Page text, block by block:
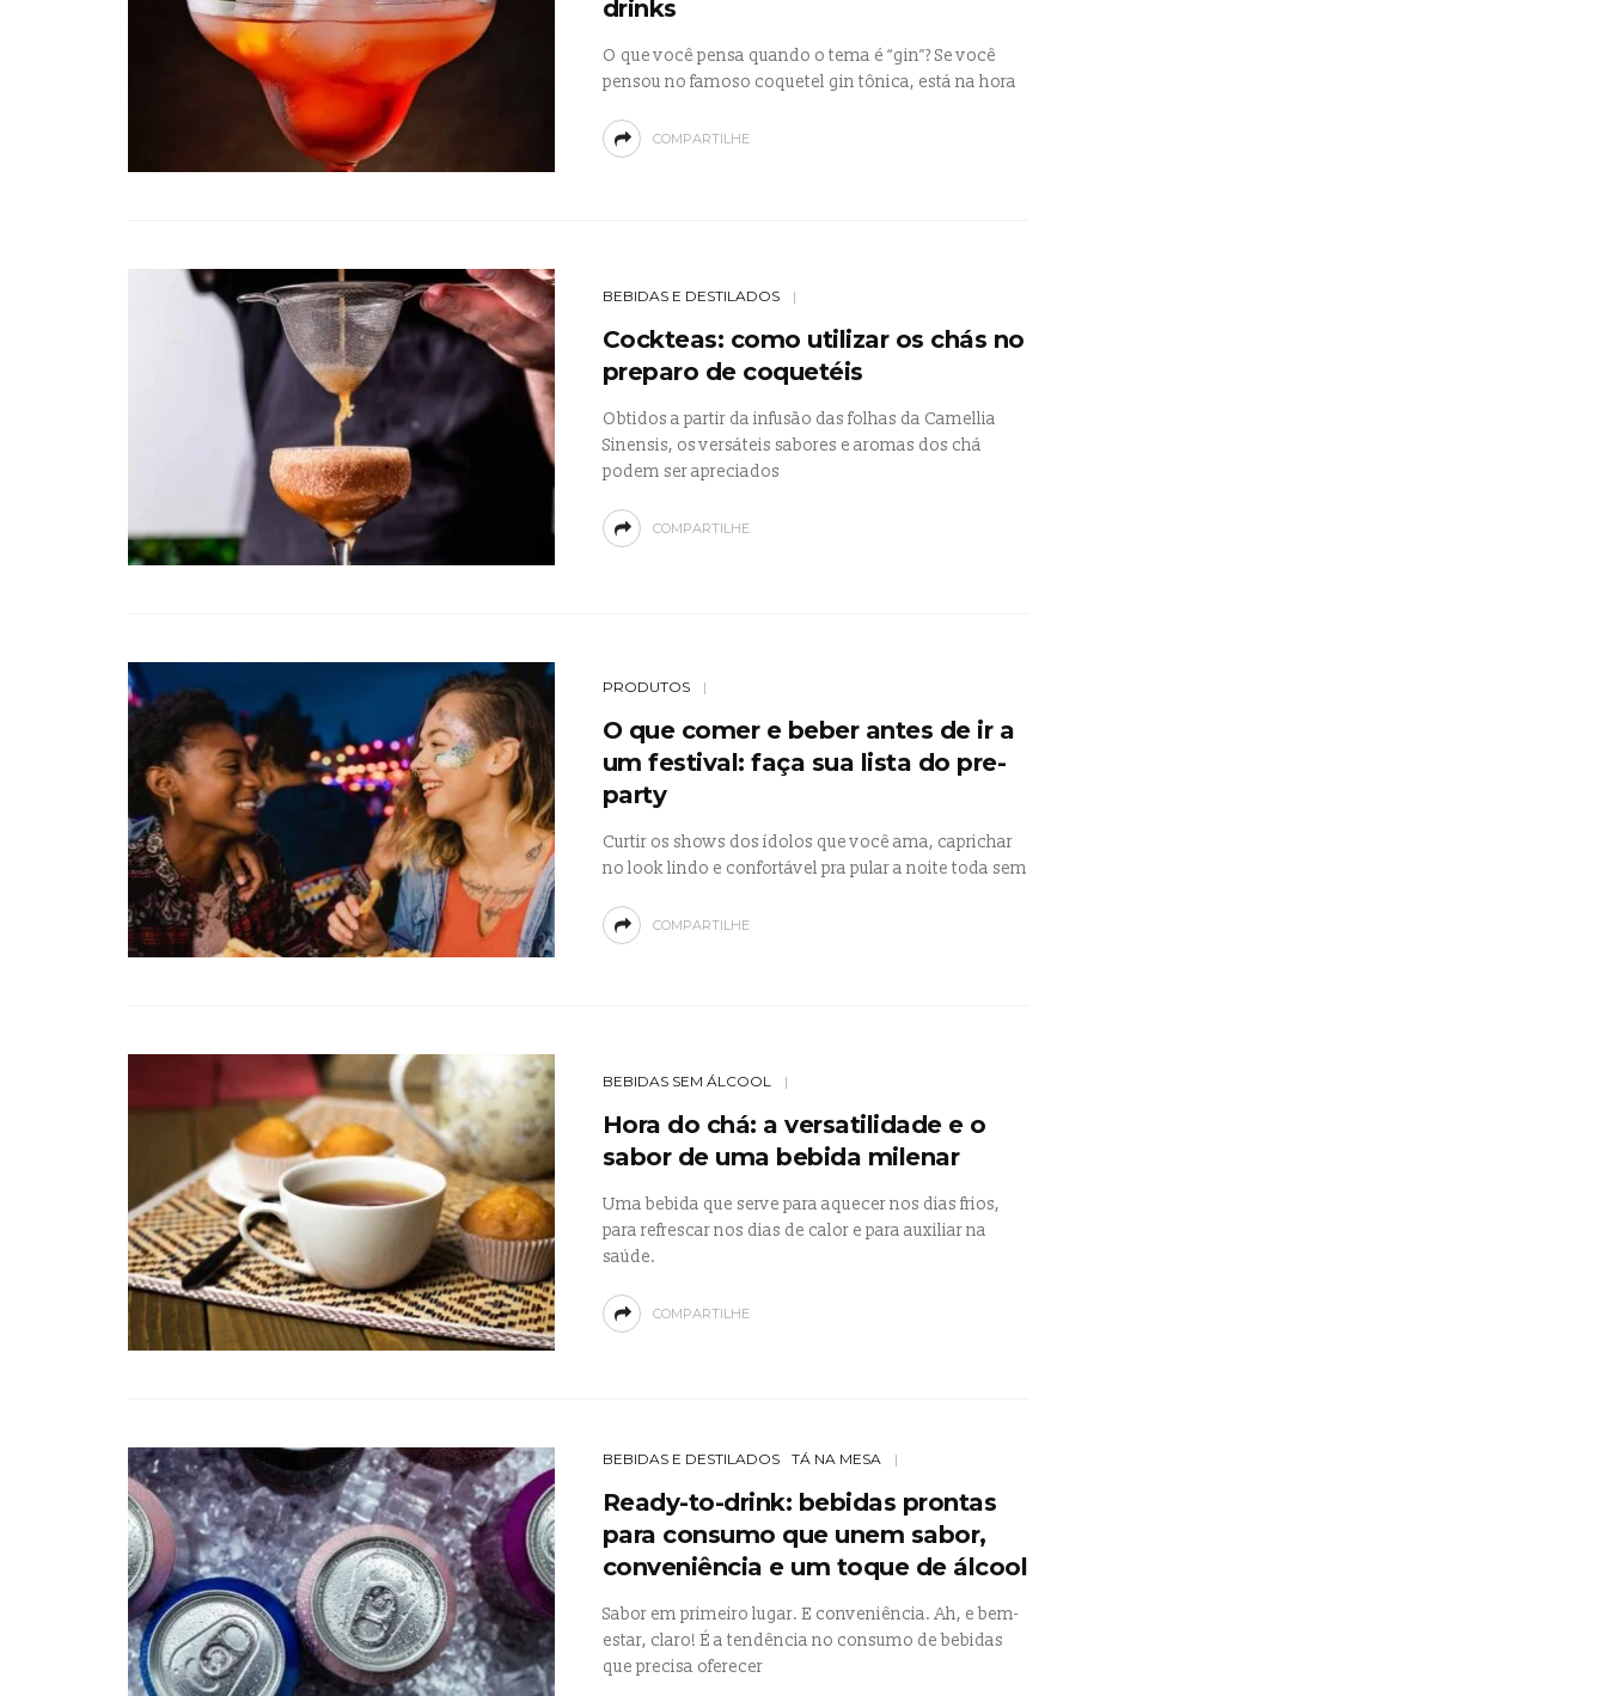
drinks
O que você pensa quando o tema é “gin”? Se você
pensou no famoso coquetel gin tônica, está na hora
COMPARTILHE
BEBIDAS E DESTILADOS
Cockteas: como utilizar os chás no
preparo de coquetéis
Obtidos a partir da infusão das folhas da Camellia
Sinensis, os versáteis sabores e aromas dos chá
podem ser apreciados
COMPARTILHE
PRODUTOS
O que comer e beber antes de ir a
um festival: faça sua lista do pre-
party
Curtir os shows dos ídolos que você ama, caprichar
no look lindo e confortável pra pular a noite toda sem
COMPARTILHE
BEBIDAS SEM ÁLCOOL
Hora do chá: a versatilidade e o
sabor de uma bebida milenar
Uma bebida que serve para aquecer nos dias frios,
para refrescar nos dias de calor e para auxiliar na
saúde.
COMPARTILHE
BEBIDAS E DESTILADOS TÁ NA MESA
Ready-to-drink: bebidas prontas
para consumo que unem sabor,
conveniência e um toque de álcool
Sabor em primeiro lugar. E conveniência. Ah, e bem-
estar, claro! É a tendência no consumo de bebidas
que precisa oferecer